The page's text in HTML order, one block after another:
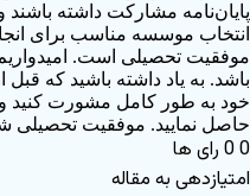
پایان‌نامه مشارکت داشته باشند
انتخاب موسسه مناسب برای
موفقیت تحصیلی است.
باشد. به یاد داشته باشید که
خود به طور کامل مشورت کنید و
حاصل نمایید. موفقیت تحصیلی
0
0 رای ها
امتیازدهی به مقاله